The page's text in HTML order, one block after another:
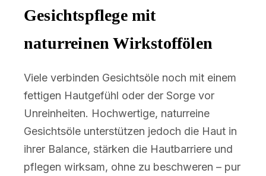
Gesichtspflege mit
naturreinen Wirkstoffölen
Viele verbinden Gesichtsöle noch mit einem
fettigen Hautgefühl oder der Sorge vor
Unreinheiten. Hochwertige, naturreine
Gesichtsöle unterstützen jedoch die Haut in
ihrer Balance, stärken die Hautbarriere und
pflegen wirksam, ohne zu beschweren – pur